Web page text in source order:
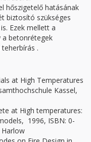
hőszigetelő hatásának
biztosító szükséges
Ezek mellett a
a betonrétegek
.
at High Temperatures
Kassel,
at High temperatures:
1996, ISBN: 0-